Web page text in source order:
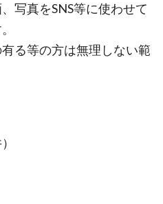
写真をSNS等に使わせて
る等の方は無理しない範